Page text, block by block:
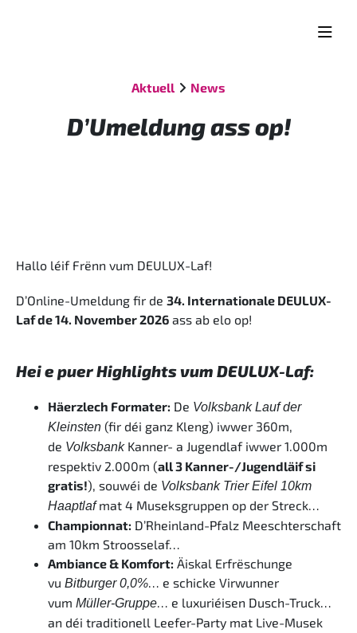
Aktuell News
D’Umeldung ass op!
Hallo léif Frënn vum DEULUX-Laf!
D’Online-Umeldung fir de 34. Internationale DEULUX-
Laf de 14. November 2026 ass ab elo op!
Hei e puer Highlights vum DEULUX-Laf:
Häerzlech Formater: De Volksbank Lauf der
Kleinsten (fir déi ganz Kleng) iwwer 360m,
de VolksbankKanner- a Jugendlaf iwwer 1.000m
respektiv 2.000m (all 3 Kanner-/Jugendläif si
gratis!), souwéi de Volksbank Trier Eifel 10km
Haaptlafmat 4 Museksgruppen op der Streck…
Championnat: D’Rheinland-Pfalz Meeschterschaft
am 10km Stroosselaf…
Ambiance & Komfort: Äiskal Erfrëschunge
vu Bitburger 0,0%… e schicke Virwunner
vum Müller-Gruppe… e luxuriéisen Dusch-Truck…
an déi traditionell Leefer-Party mat Live-Musek